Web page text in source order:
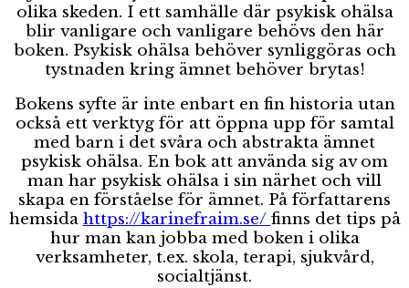
olika skeden. I ett samhälle där psykisk ohälsa
blir vanligare och vanligare behövs den här
boken. Psykisk ohälsa behöver synliggöras och
tystnaden kring ämnet behöver brytas!
Bokens syfte är inte enbart en fin historia utan
också ett verktyg för att öppna upp för samtal
med barn i det svåra och abstrakta ämnet
psykisk ohälsa. En bok att använda sig av om
man har psykisk ohälsa i sin närhet och vill
skapa en förståelse för ämnet. På författarens
hemsida https://karinefraim.se/ finns det tips på
hur man kan jobba med boken i olika
verksamheter, t.ex. skola, terapi, sjukvård,
socialtjänst.